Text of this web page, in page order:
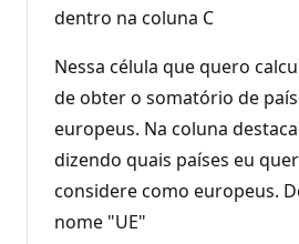
dentro na coluna C
Nessa célula que quero
de obter o somatório de
europeus. Na coluna
dizendo quais países eu
considere como europeus.
nome "UE"